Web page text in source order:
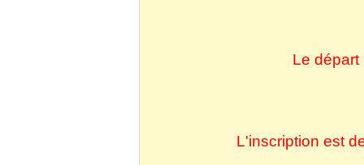
Le départ
L'inscription est